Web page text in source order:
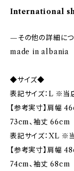
International
—その他の詳細に
made in albania
◆サイズ◆
表記サイズ：L ※当
【参考実寸】肩幅
73cm、袖丈 66cm
表記サイズ：XL ※
【参考実寸】肩幅
74cm、袖丈 68cm